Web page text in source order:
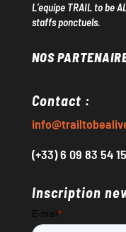
L’equipe TRAIL to be
staffs ponctuels.
NOS
Contact :
(+33) 6 09 83 54 15
Inscription